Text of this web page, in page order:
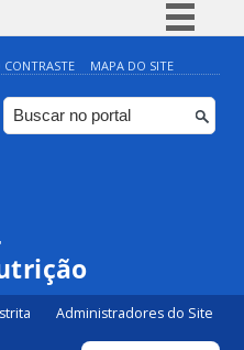
Simplifique!
Comunica BR
Participe
CONTRASTE MAPA DO SITE
Administradores do Site